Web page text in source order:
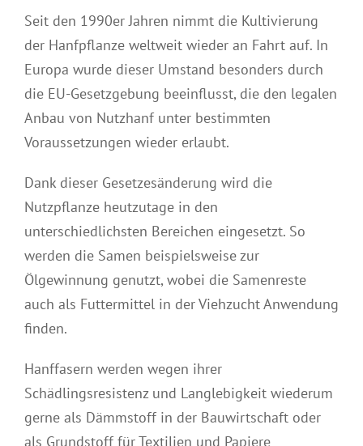
Seit den 1990er Jahren nimmt die Kultivierung
der Hanfpflanze weltweit wieder an Fahrt auf. In
Europa wurde dieser Umstand besonders durch
die EU-Gesetzgebung beeinflusst, die den legalen
Anbau von Nutzhanf unter bestimmten
Voraussetzungen wieder erlaubt.
Dank dieser Gesetzesänderung wird die
Nutzpflanze heutzutage in den
unterschiedlichsten Bereichen eingesetzt. So
werden die Samen beispielsweise zur
Ölgewinnung genutzt, wobei die Samenreste
auch als Futtermittel in der Viehzucht Anwendung
finden.
Hanffasern werden wegen ihrer
Schädlingsresistenz und Langlebigkeit wiederum
gerne als Dämmstoff in der Bauwirtschaft oder
als Grundstoff für Textilien und Papiere